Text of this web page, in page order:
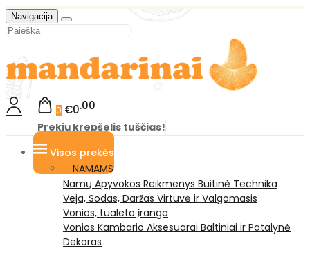
Navigacija
0 €0 00
Prekių krepšelis tuščias!
Visos prekės
NAMAMS
Namų Apyvokos Reikmenys Buitinė Technika
Veja, Sodas, Daržas Virtuvė ir Valgomasis
Vonios, tualeto įranga
Vonios Kambario Aksesuarai Baltiniai ir Patalynė
Dekoras